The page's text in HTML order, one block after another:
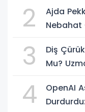
2
Ajda
Nebahat
3
Diş
Mu?
4
OpenAI